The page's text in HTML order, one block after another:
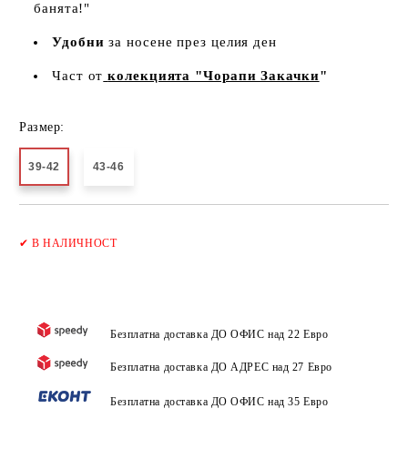
банята!"
Удобни за носене през целия ден
Част от колекцията "Чорапи Закачки"
Размер:
39-42 43-46
✔В НАЛИЧНОСТ
Безплатна доставка ДО ОФИС над 22 Евро
Безплатна доставка ДО АДРЕС над 27 Евро
Безплатна доставка ДО ОФИС над 35 Евро